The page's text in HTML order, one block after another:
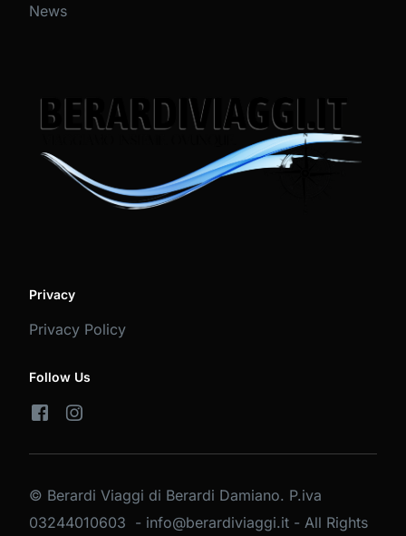
News
Privacy
Privacy Policy
Follow Us
© Berardi Viaggi di Berardi Damiano. P.iva
03244010603 - info@berardiviaggi.it - All Rights